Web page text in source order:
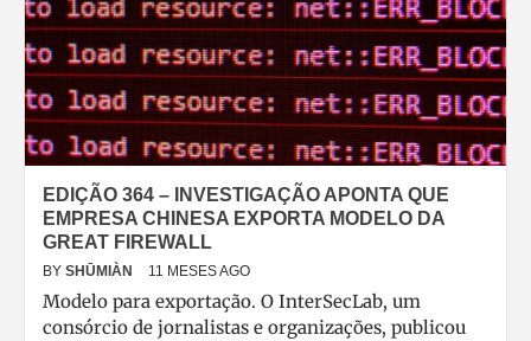
EDIÇÃO 364 – INVESTIGAÇÃO APONTA QUE
EMPRESA CHINESA EXPORTA MODELO DA
GREAT FIREWALL
BY SHŪMIÀN 11 MESES AGO
Modelo para exportação. O InterSecLab, um
consórcio de jornalistas e organizações, publicou